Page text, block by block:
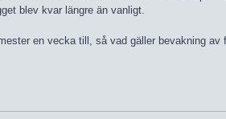
blev kvar längre än vanligt.
en vecka till, så vad gäller bevakning av